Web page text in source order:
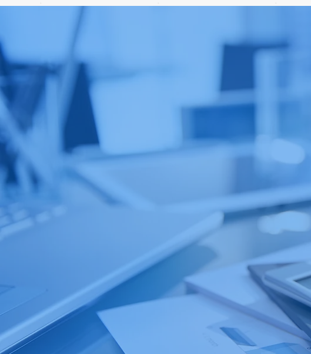
Max ตกจากฟ้าไม่พัง! ⚡📱